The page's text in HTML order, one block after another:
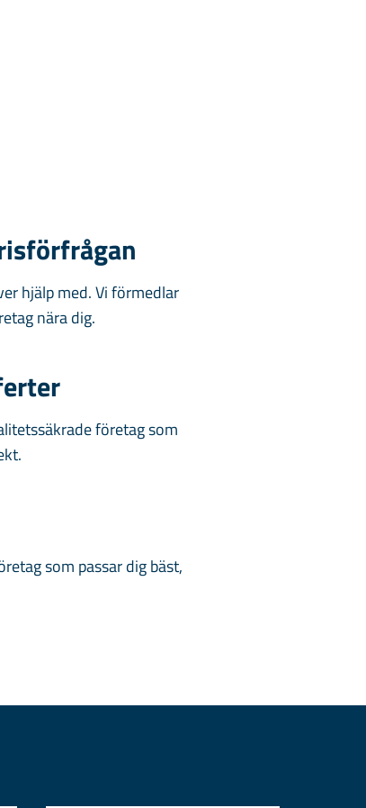
hjälp med. Vi förmedlar
nära dig.
företag som
som passar dig bäst,